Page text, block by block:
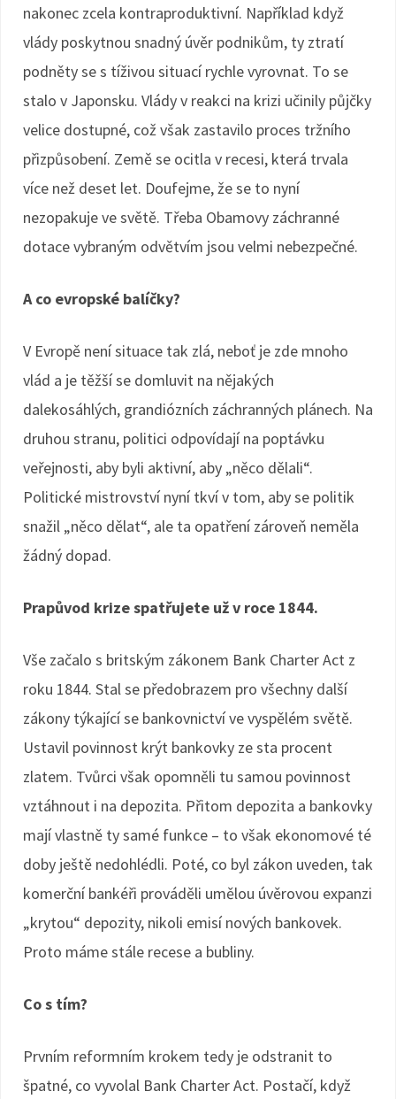
nakonec zcela kontraproduktivní. Například když
vlády poskytnou snadný úvěr podnikům, ty ztratí
podněty se s tíživou situací rychle vyrovnat. To se
stalo v Japonsku. Vlády v reakci na krizi učinily půjčky
velice dostupné, což však zastavilo proces tržního
přizpůsobení. Země se ocitla v recesi, která trvala
více než deset let. Doufejme, že se to nyní
nezopakuje ve světě. Třeba Obamovy záchranné
dotace vybraným odvětvím jsou velmi nebezpečné.
A co evropské balíčky?
V Evropě není situace tak zlá, neboť je zde mnoho
vlád a je těžší se domluvit na nějakých
dalekosáhlých, grandiózních záchranných plánech. Na
druhou stranu, politici odpovídají na poptávku
veřejnosti, aby byli aktivní, aby „něco dělali“.
Politické mistrovství nyní tkví v tom, aby se politik
snažil „něco dělat“, ale ta opatření zároveň neměla
žádný dopad.
Prapůvod krize spatřujete už v roce 1844.
Vše začalo s britským zákonem Bank Charter Act z
roku 1844. Stal se předobrazem pro všechny další
zákony týkající se bankovnictví ve vyspělém světě.
Ustavil povinnost krýt bankovky ze sta procent
zlatem. Tvůrci však opomněli tu samou povinnost
vztáhnout i na depozita. Přitom depozita a bankovky
mají vlastně ty samé funkce – to však ekonomové té
doby ještě nedohlédli. Poté, co byl zákon uveden, tak
komerční bankéři prováděli umělou úvěrovou expanzi
„krytou“ depozity, nikoli emisí nových bankovek.
Proto máme stále recese a bubliny.
Co s tím?
Prvním reformním krokem tedy je odstranit to
špatné, co vyvolal Bank Charter Act. Postačí, když